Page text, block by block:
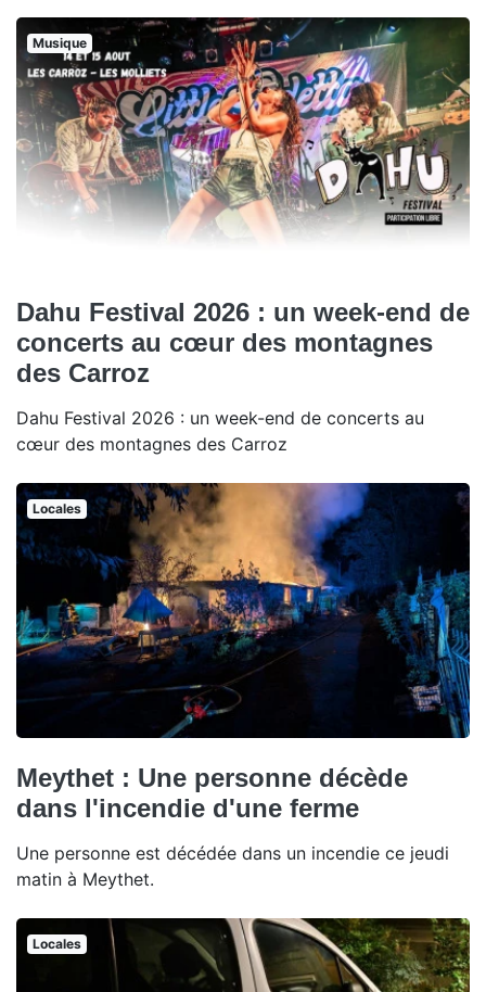
Musique
Dahu Festival 2026 : un week-end de
concerts au cœur des montagnes
des Carroz
Dahu Festival 2026 : un week-end de concerts au
cœur des montagnes des Carroz
Locales
Meythet : Une personne décède
dans l'incendie d'une ferme
Une personne est décédée dans un incendie ce jeudi
matin à Meythet.
Locales